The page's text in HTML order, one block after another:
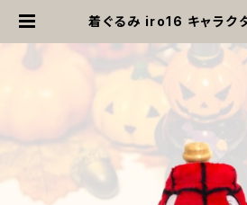
着ぐるみ iro16 キャラク
ロウィン dog cat ウェア
ア ドッグウエア 犬 猫 ペ
犬洋服 犬の洋服 洋服
い おしゃれ 返品交換不